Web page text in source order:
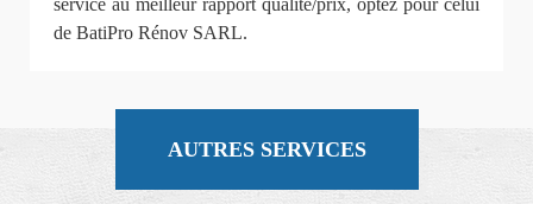
service au meilleur rapport qualité/prix, optez pour celui
de BatiPro Rénov SARL.
AUTRES SERVICES